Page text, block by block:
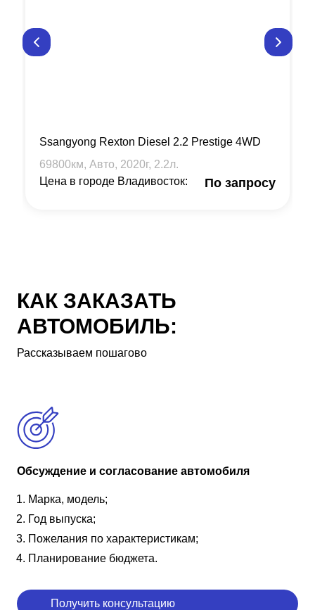
Ssangyong Rexton Diesel 2.2 Prestige 4WD
69800км, Авто, 2020г, 2.2л.
Цена в городе Владивосток:
По запросу
КАК ЗАКАЗАТЬ
АВТОМОБИЛЬ:
Рассказываем пошагово
Обсуждение и согласование автомобиля
Марка, модель;
Год выпуска;
Пожелания по характеристикам;
Планирование бюджета.
Получить консультацию